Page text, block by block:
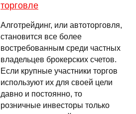
торговле
Алготрейдинг, или автоторговля,
становится все более
востребованным среди частных
владельцев брокерских счетов.
Если крупные участники торгов
используют их для своей цели
давно и постоянно, то
розничные инвесторы только